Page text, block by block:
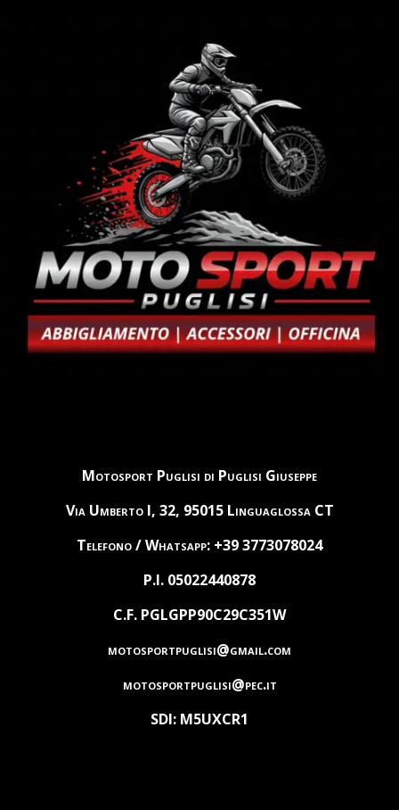
Motosport Puglisi di Puglisi Giuseppe
Via Umberto I, 32, 95015 Linguaglossa CT
Telefono / Whatsapp: +39 3773078024
P.I. 05022440878
C.F. PGLGPP90C29C351W
motosportpuglisi@gmail.com
motosportpuglisi@pec.it
SDI: M5UXCR1